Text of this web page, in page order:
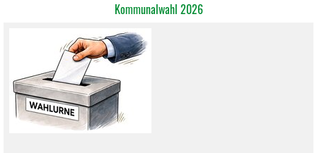
Kommunalwahl 2026